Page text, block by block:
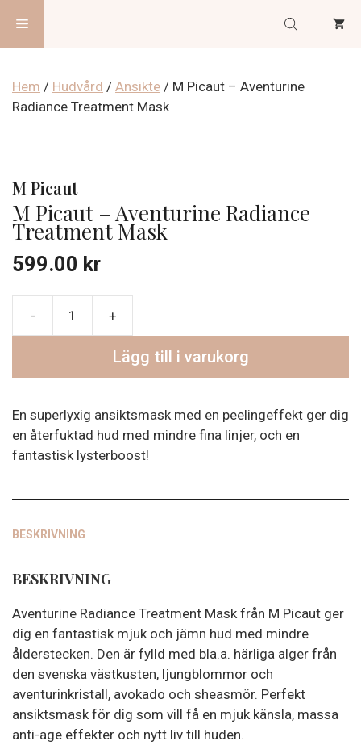
innehåll
Meny
Hem / Hudvård / Ansikte / M Picaut – Aventurine
Radiance Treatment Mask
M Picaut
M Picaut – Aventurine Radiance
Treatment Mask
599.00 kr
-
Treatment
Mask
mängd
Lägg till i varukorg
En superlyxig ansiktsmask med en peelingeffekt ger dig
en återfuktad hud med mindre fina linjer, och en
fantastisk lysterboost!
BESKRIVNING
BESKRIVNING
Aventurine Radiance Treatment Mask från M Picaut ger
dig en fantastisk mjuk och jämn hud med mindre
ålderstecken. Den är fylld med bla.a. härliga alger från
den svenska västkusten, ljungblommor och
aventurinkristall, avokado och sheasmör. Perfekt
ansiktsmask för dig som vill få en mjuk känsla, massa
anti-age effekter och nytt liv till huden.